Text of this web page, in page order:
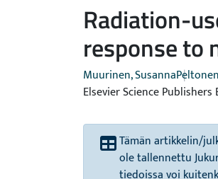
Radiation-
response to
Muurinen, Susanna
Elsevier Science Publishers
Tämän artikkelin/
ole tallennettu
tiedoissa voi